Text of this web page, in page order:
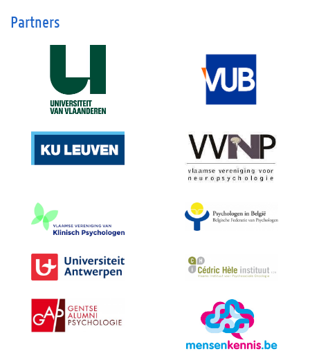
Partners